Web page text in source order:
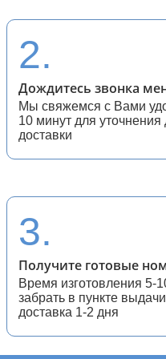
2.
Дождитесь звонка
Мы свяжемся с Вами
10 минут для уточнения
доставки
3.
Получите готовые
Время изготовления 5-
забрать в пункте
доставка 1-2 дня